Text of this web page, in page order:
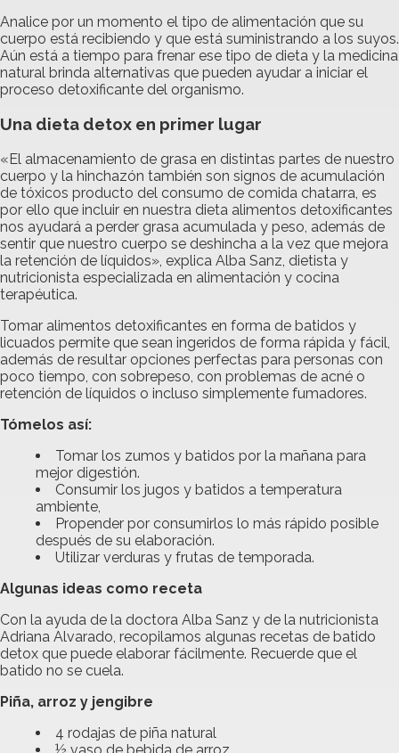
Analice por un momento el tipo de alimentación que su
cuerpo está recibiendo y que está suministrando a los suyos.
Aún está a tiempo para frenar ese tipo de dieta y la medicina
natural brinda alternativas que pueden ayudar a iniciar el
proceso detoxificante del organismo.
Una dieta detox en primer lugar
«El almacenamiento de grasa en distintas partes de nuestro
cuerpo y la hinchazón también son signos de acumulación
de tóxicos producto del consumo de comida chatarra, es
por ello que incluir en nuestra dieta alimentos detoxificantes
nos ayudará a perder grasa acumulada y peso, además de
sentir que nuestro cuerpo se deshincha a la vez que mejora
la retención de líquidos», explica Alba Sanz, dietista y
nutricionista especializada en alimentación y cocina
terapéutica.
Tomar alimentos detoxificantes en forma de batidos y
licuados permite que sean ingeridos de forma rápida y fácil,
además de resultar opciones perfectas para personas con
poco tiempo, con sobrepeso, con problemas de acné o
retención de líquidos o incluso simplemente fumadores.
Tómelos así:
Tomar los zumos y batidos por la mañana para
mejor digestión.
Consumir los jugos y batidos a temperatura
ambiente,
Propender por consumirlos lo más rápido posible
después de su elaboración.
Utilizar verduras y frutas de temporada.
Algunas ideas como receta
Con la ayuda de la doctora Alba Sanz y de la nutricionista
Adriana Alvarado, recopilamos algunas recetas de batido
detox que puede elaborar fácilmente. Recuerde que el
batido no se cuela.
Piña, arroz y jengibre
4 rodajas de piña natural